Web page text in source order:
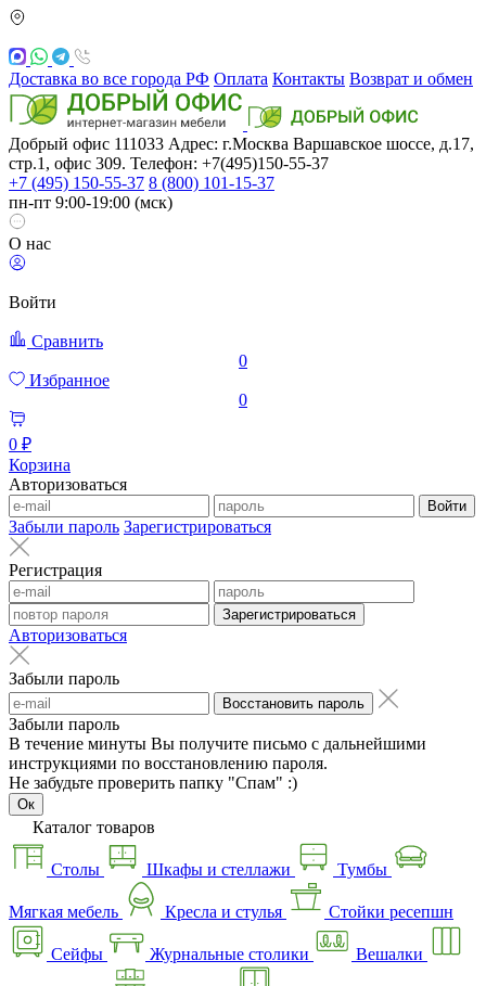
Доставка во все города РФ Оплата Контакты Возврат и обмен
Добрый офис 111033 Адрес: г.Москва Варшавское шоссе, д.17,
стр.1, офис 309. Телефон: +7(495)150-55-37
+7 (495) 150-55-37 8 (800) 101-15-37
пн-пт 9:00-19:00 (мск)
О нас
Войти
Сравнить
0
Избранное
0
0 ₽
Корзина
Авторизоваться
Войти
Забыли пароль Зарегистрироваться
Регистрация
Зарегистрироваться
Авторизоваться
Забыли пароль
Восстановить пароль
Забыли пароль
В течение минуты Вы получите письмо с дальнейшими
инструкциями по восстановлению пароля.
Не забудьте проверить папку "Спам" :)
Ок
Каталог товаров
Столы Шкафы и стеллажи Тумбы
Мягкая мебель Кресла и стулья Стойки ресепшн
Сейфы Журнальные столики Вешалки